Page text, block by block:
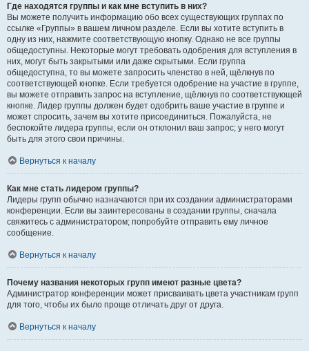
Где находятся группы и как мне вступить в них?
Вы можете получить информацию обо всех существующих группах по
ссылке «Группы» в вашем личном разделе. Если вы хотите вступить в
одну из них, нажмите соответствующую кнопку. Однако не все группы
общедоступны. Некоторые могут требовать одобрения для вступления в
них, могут быть закрытыми или даже скрытыми. Если группа
общедоступна, то вы можете запросить членство в ней, щёлкнув по
соответствующей кнопке. Если требуется одобрение на участие в группе,
вы можете отправить запрос на вступление, щёлкнув по соответствующей
кнопке. Лидер группы должен будет одобрить ваше участие в группе и
может спросить, зачем вы хотите присоединиться. Пожалуйста, не
беспокойте лидера группы, если он отклонил ваш запрос; у него могут
быть для этого свои причины.
Вернуться к началу
Как мне стать лидером группы?
Лидеры групп обычно назначаются при их создании администраторами
конференции. Если вы заинтересованы в создании группы, сначала
свяжитесь с администратором; попробуйте отправить ему личное
сообщение.
Вернуться к началу
Почему названия некоторых групп имеют разные цвета?
Администратор конференции может присваивать цвета участникам групп
для того, чтобы их было проще отличать друг от друга.
Вернуться к началу